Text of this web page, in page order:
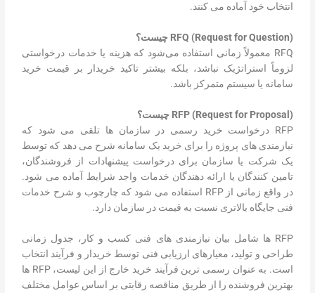
انتخاب خود آماده می کنند.
RFQ (Request for Question) چیست؟
RFQ معمولاً زمانی استفاده می‌شود که هزینه یا خدمات درخواستی
لزوماً استراتژیک نباشد، بلکه بیشتر تاکید خریدار بر قیمت خرید
سامانه یا سیستم متمرکز باشد.
RFP (Request for Proposal) چیست؟
RFP درخواست خرید رسمی در سازمان ها تلقی می شود که
نیازمندی های پروژه را برای خرید یک سامانه شرح می دهد که توسط
یک شرکت یا سازمان برای درخواست پیشنهادات از فروشندگان،
تامین کنندگان یا ارائه دهندگان خدمات واجد شرایط آماده می شود.
در واقع زمانی از RFP استفاده می شود که چارچوب و شرح خدمات
فنی جایگاه بالاتری نسبت به قیمت در سازمان دارد.
RFP ها شامل بیان نیازمندی های فنی کسب و کار، جدول زمانی
طراحی و تولید، معیارهای ارزیابی فنی توسط خریدار و فرآیند انتخاب
است. به عنوان رسمی ترین فرآیند خرید خارج از این لیست، RFP ها
بهترین فروشنده را از طریق مناقصه رقابتی بر اساس عوامل مختلف